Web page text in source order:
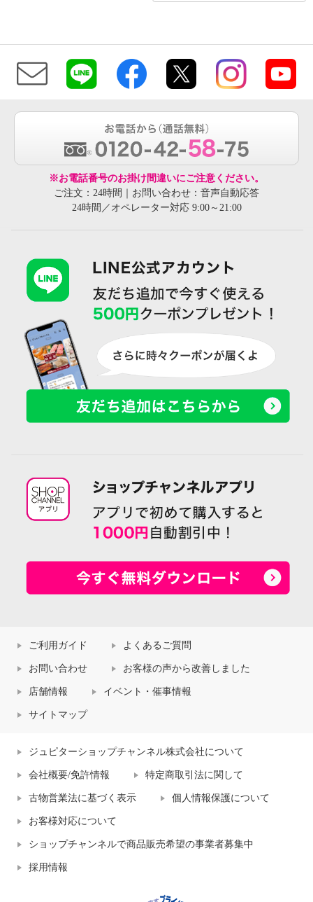
※お電話番号のお掛け間違いにご注意ください。
ご注文：24時間｜お問い合わせ：音声自動応答
24時間／オペレーター対応 9:00～21:00
ご利用ガイド よくあるご質問
お問い合わせ お客様の声から改善しました
店舗情報 イベント・催事情報
サイトマップ
ジュピターショップチャンネル株式会社について
会社概要/免許情報 特定商取引法に関して
古物営業法に基づく表示 個人情報保護について
お客様対応について
ショップチャンネルで商品販売希望の事業者募集中
採用情報